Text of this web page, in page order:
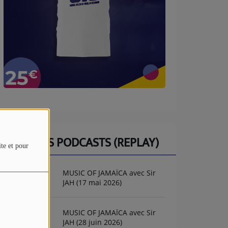
et pour
DERNIERS PODCASTS (REPLAY)
MUSIC OF JAMAÏCA avec Sir
JAH (17 mai 2026)
MUSIC OF JAMAÏCA avec Sir
JAH (28 juin 2026)